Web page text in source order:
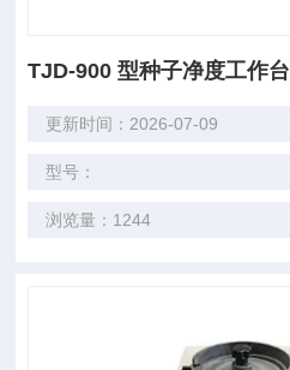
TJD-900 型种子净度工作台
更新时间：2026-07-09
型号：
浏览量：1244